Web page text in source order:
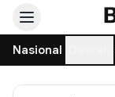
Nasional